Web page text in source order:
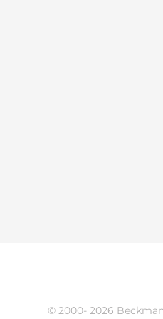
© 2000-2026